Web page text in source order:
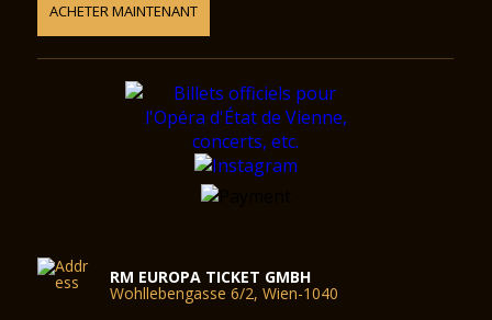
ACHETER MAINTENANT
RM EUROPA TICKET GMBH
Wohllebengasse 6/2, Wien-1040